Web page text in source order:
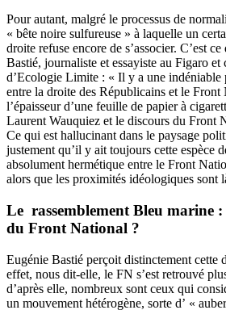
Pour autant, malgré le processus de
« bête noire sulfureuse » à laquelle un
droite refuse encore de s’associer. C’est
Bastié, journaliste et essayiste au Figaro
d’Ecologie Limite : « Il y a une
entre la droite des Républicains et le
l’épaisseur d’une feuille de papier à
Laurent Wauquiez et le discours du
Ce qui est hallucinant dans le paysage
justement qu’il y ait toujours cette espèce
absolument hermétique entre le Front
alors que les proximités idéologiques sont
Le rassemblement Bleu marine :
du Front National ?
Eugénie Bastié perçoit distinctement cette
effet, nous dit-elle, le FN s’est retrouvé
d’après elle, nombreux sont ceux qui
un mouvement hétérogène, sorte d’ «